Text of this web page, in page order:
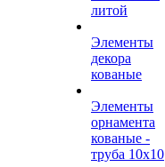
литой
Элементы
декора
кованые
Элементы
орнамента
кованые -
труба 10х10